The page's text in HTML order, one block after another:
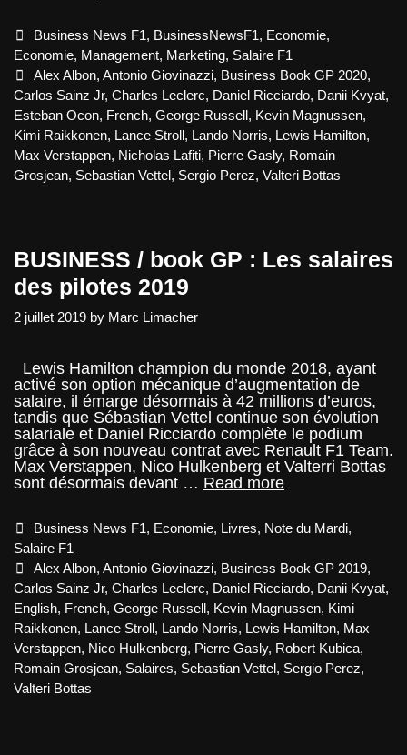
GP
2020
:
Les
salaires
pilotes
Categories
Business News F1, BusinessNewsF1, Economie,
Economie, Management, Marketing, Salaire F1
Tags
Alex Albon,Antonio Giovinazzi, Business Book GP 2020,
Carlos Sainz Jr, Charles Leclerc, Daniel Ricciardo, Danii Kvyat,
Esteban Ocon, French, George Russell, Kevin Magnussen,
Kimi Raikkonen, Lance Stroll, Lando Norris, Lewis Hamilton,
Max Verstappen, Nicholas Lafiti, Pierre Gasly, Romain
Grosjean, Sebastian Vettel, Sergio Perez, Valteri Bottas
BUSINESS / book GP : Les salaires
des pilotes 2019
2 juillet 2019 by Marc Limacher
Lewis Hamilton champion du monde 2018, ayant
activé son option mécanique d’augmentation de
salaire, il émarge désormais à 42 millions d’euros,
tandis que Sébastian Vettel continue son évolution
salariale et Daniel Ricciardo complète le podium
grâce à son nouveau contrat avec Renault F1 Team.
Max Verstappen, Nico Hulkenberg et Valterri Bottas
sont désormais devant … Read moreBUSINESS
GP
Les
salaires
des
pilotes
2019
Categories
Business News F1, Economie, Livres, Note du Mardi,
Salaire F1
Tags
Alex Albon,Antonio Giovinazzi, Business Book GP 2019,
Carlos Sainz Jr, Charles Leclerc, Daniel Ricciardo, Danii Kvyat,
English, French, George Russell , Kevin Magnussen, Kimi
Raikkonen, Lance Stroll , Lando Norris, Lewis Hamilton, Max
Verstappen, Nico Hulkenberg, Pierre Gasly, Robert Kubica,
Romain Grosjean, Salaires, Sebastian Vettel , Sergio Perez,
Valteri Bottas